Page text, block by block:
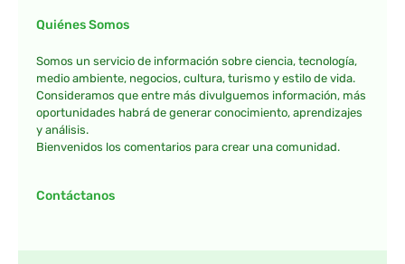
Quiénes Somos
Somos un servicio de información sobre ciencia, tecnología,
medio ambiente, negocios, cultura, turismo y estilo de vida.
Consideramos que entre más divulguemos información, más
oportunidades habrá de generar conocimiento, aprendizajes
y análisis.
Bienvenidos los comentarios para crear una comunidad.
Contáctanos